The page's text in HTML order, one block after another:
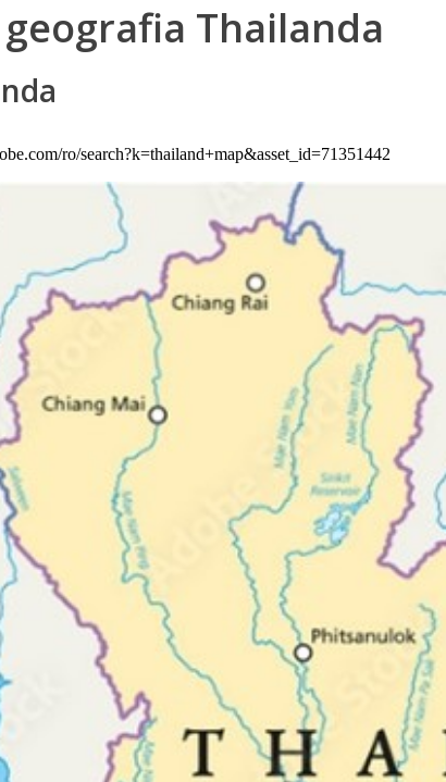
Thailanda
ro/search?k=thailand+map&asset_id=71351442